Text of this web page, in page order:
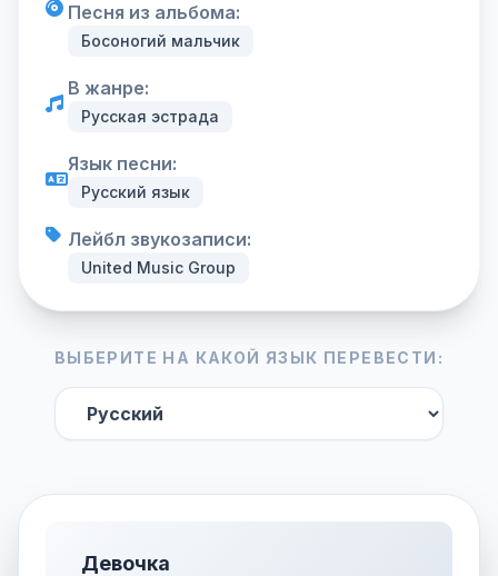
Песня из альбома:
Босоногий мальчик
В жанре:
Русская эстрада
Язык песни:
Русский язык
Лейбл звукозаписи:
United Music Group
ВЫБЕРИТЕ НА КАКОЙ ЯЗЫК ПЕРЕВЕСТИ:
Девочка